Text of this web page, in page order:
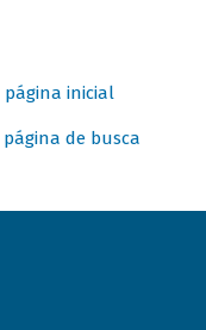
página inicial
página de busca